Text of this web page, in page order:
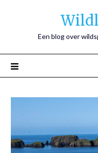
Een blog over